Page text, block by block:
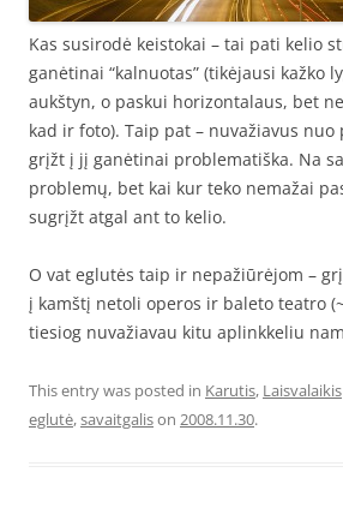
Kas susirodė keistokai – tai pati kelio
ganėtinai “kalnuotas” (tikėjausi kažko
aukštyn, o paskui horizontalaus, bet
kad ir foto). Taip pat – nuvažiavus nuo
grįžt į jį ganėtinai problematiška. Na
problemų, bet kai kur teko nemažai
sugrįžt atgal ant to kelio.
O vat eglutės taip ir nepažiūrėjom –
į kamštį netoli operos ir baleto teatro
tiesiog nuvažiavau kitu aplinkkeliu
This entry was posted in Karutis, Laisvalaikis
eglutė,savaitgalison 2008.11.30.